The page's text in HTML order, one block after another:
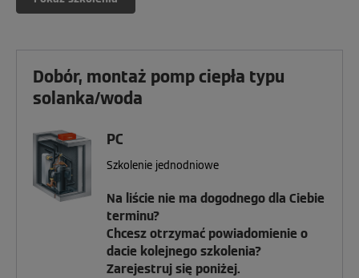
Dobór, montaż pomp ciepła typu
solanka/woda
PC
Szkolenie jednodniowe
Na liście nie ma dogodnego dla Ciebie
terminu?
Chcesz otrzymać powiadomienie o
dacie kolejnego szkolenia?
Zarejestruj się poniżej.